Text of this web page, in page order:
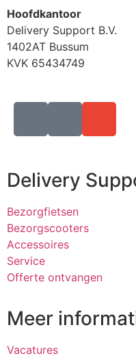
Hoofdkantoor
Delivery Support B.V.
1402AT Bussum
KVK 65434749
Delivery
Bezorgfietsen
Bezorgscooters
Accessoires
Service
Offerte ontvangen
Meer
Vacatures